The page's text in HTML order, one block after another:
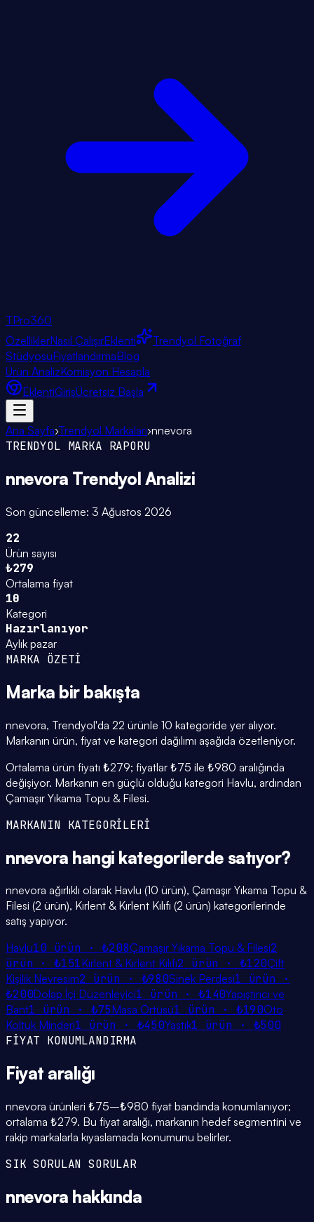
TPro360
ÖzelliklerNasıl ÇalışırEklenti
Trendyol Fotoğraf
StüdyosuFiyatlandırmaBlog
Ürün AnalizKomisyon Hesapla
EklentiGirişÜcretsiz Başla
Ana Sayfa›Trendyol Markaları›nnevora
TRENDYOL MARKA RAPORU
nnevora Trendyol Analizi
Son güncelleme: 3 Ağustos 2026
22
Ürün sayısı
₺279
Ortalama fiyat
10
Kategori
Hazırlanıyor
Aylık pazar
MARKA ÖZETİ
Marka bir bakışta
nnevora, Trendyol'da 22 ürünle 10 kategoride yer alıyor.
Markanın ürün, fiyat ve kategori dağılımı aşağıda özetleniyor.
Ortalama ürün fiyatı ₺279; fiyatlar ₺75 ile ₺980 aralığında
değişiyor. Markanın en güçlü olduğu kategori Havlu, ardından
Çamaşır Yıkama Topu & Filesi.
MARKANIN KATEGORİLERİ
nnevora hangi kategorilerde satıyor?
nnevora ağırlıklı olarak Havlu (10 ürün), Çamaşır Yıkama Topu &
Filesi (2 ürün), Kırlent & Kırlent Kılıfı (2 ürün) kategorilerinde
satış yapıyor.
Havlu10ürün ·₺208Çamaşır Yıkama Topu & Filesi2
ürün · ₺151Kırlent & Kırlent Kılıfı2 ürün · ₺120Çift
Kişilik Nevresim2 ürün · ₺980Sinek Perdesi1 ürün ·
₺200Dolap İçi Düzenleyici1 ürün · ₺140Yapıştırıcı ve
Bant1 ürün · ₺75Masa Örtüsü1 ürün · ₺190Oto
Koltuk Minderi1 ürün · ₺450Yastık1 ürün · ₺500
FİYAT KONUMLANDIRMA
Fiyat aralığı
nnevora ürünleri ₺75–₺980 fiyat bandında konumlanıyor;
ortalama ₺279. Bu fiyat aralığı, markanın hedef segmentini ve
rakip markalarla kıyaslamada konumunu belirler.
SIK SORULAN SORULAR
nnevora hakkında